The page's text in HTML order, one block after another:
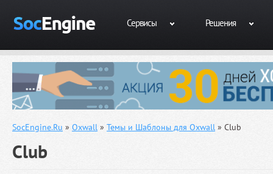
Сервисы Решения
SocEngine.Ru » Oxwall » Темы и Шаблоны для Oxwall » Club
Club